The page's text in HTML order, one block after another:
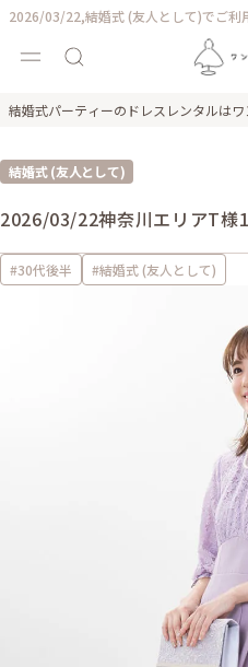
2026/03/22,結婚式 (友人として)でご
結婚式パーティーのドレスレンタルは
結婚式 (友人として)
2026/03/22神奈川エリアT様
#30代後半 #結婚式 (友人として)